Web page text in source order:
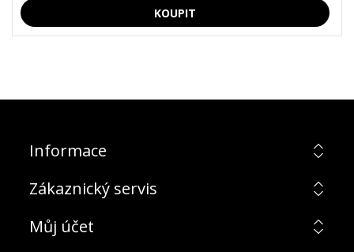
Informace
Zákaznický servis
Můj účet